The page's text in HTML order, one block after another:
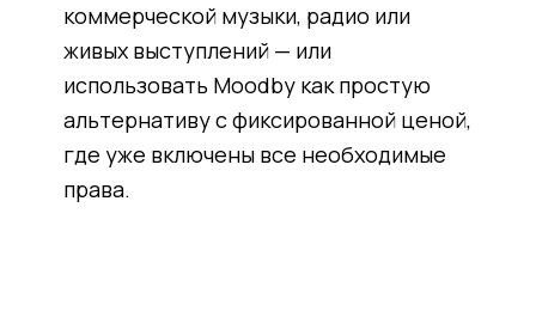
коммерческой музыки, радио или
живых выступлений — или
использовать Moodby как простую
альтернативу с фиксированной ценой,
где уже включены все необходимые
права.